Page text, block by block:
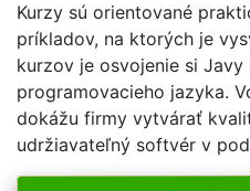
Kurzy sú orientované
príkladov, na ktorých je
kurzov je osvojenie si Javy
programovacieho jazyka.
dokážu firmy vytvárať
udržiavateľný softvér v